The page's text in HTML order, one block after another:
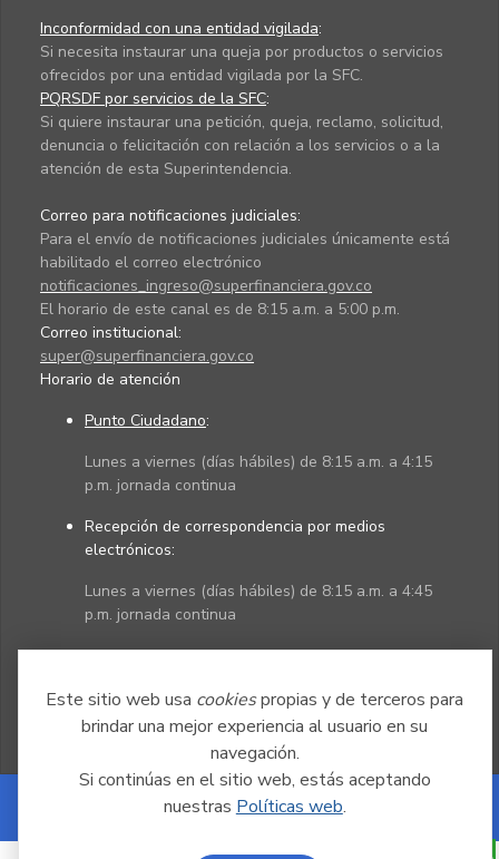
Este sitio web usa cookiespropias y de terceros para
brindar una mejor experiencia al usuario en su
navegación.
Si continúas en el sitio web, estás aceptando
nuestras Políticas web.
Inconformidad con una entidad vigilada:
Si necesita instaurar una queja por productos o servicios
ofrecidos por una entidad vigilada por la SFC.
PQRSDF por servicios de la SFC:
Si quiere instaurar una petición, queja, reclamo, solicitud,
denuncia o felicitación con relación a los servicios o a la
atención de esta Superintendencia.
Correo para notificaciones judiciales:
Para el envío de notificaciones judiciales únicamente está
habilitado el correo electrónico
notificaciones_ingreso@superfinanciera.gov.co
El horario de este canal es de 8:15 a.m. a 5:00 p.m.
Correo institucional:
super@superfinanciera.gov.co
Horario de atención
Punto Ciudadano:
Lunes a viernes (días hábiles) de 8:15 a.m. a 4:15
p.m. jornada continua
Recepción de correspondencia por medios
electrónicos:
Lunes a viernes (días hábiles) de 8:15 a.m. a 4:45
p.m. jornada continua
Powered by Nexura